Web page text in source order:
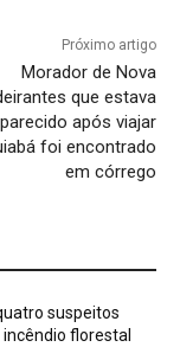
Próximo artigo
Morador de Nova
que estava
após viajar
foi encontrado
em córrego
suspeitos
florestal